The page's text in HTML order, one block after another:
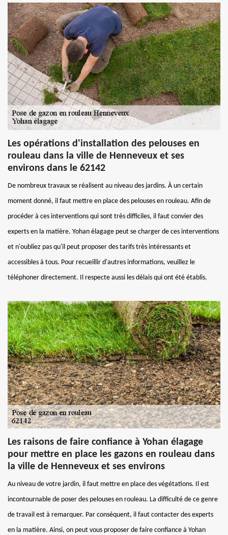
Les opérations d'installation des pelouses en
rouleau dans la ville de Henneveux et ses
environs dans le 62142
De nombreux travaux se réalisent au niveau des jardins. À un certain
moment donné, il faut mettre en place des pelouses en rouleau. Afin de
procéder à ces interventions qui sont très difficiles, il faut convier des
experts en la matière. Yohan élagage peut se charger de ces interventions
et n'oubliez pas qu'il peut proposer des tarifs très intéressants et
accessibles à tous. Pour recueillir d'autres informations, veuillez le
téléphoner directement. Il respecte aussi les délais qui ont été établis.
Les raisons de faire confiance à Yohan élagage
pour mettre en place les gazons en rouleau dans
la ville de Henneveux et ses environs
Au niveau de votre jardin, il faut mettre en place des végétations. Il est
incontournable de poser des pelouses en rouleau. La difficulté de ce genre
de travail est à remarquer. Par conséquent, il faut contacter des experts
en la matière. Ainsi, on peut vous proposer de faire confiance à Yohan